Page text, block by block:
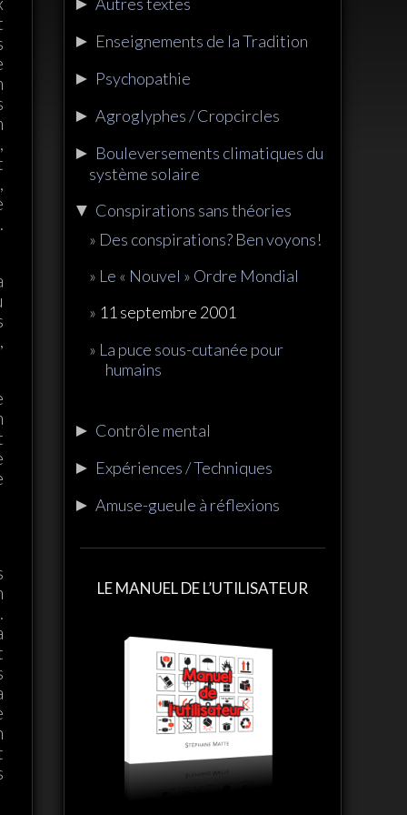
► Enseignements de la Tradition
► Psychopathie
► Agroglyphes / Cropcircles
► Bouleversements climatiques du
système solaire
▼ Conspirations sans théories
Des conspirations? Ben voyons!
Le « Nouvel » Ordre Mondial
11 septembre 2001
La puce sous-cutanée pour
humains
► Contrôle mental
► Expériences / Techniques
► Amuse-gueule à réflexions
LE MANUEL DE L’UTILISATEUR